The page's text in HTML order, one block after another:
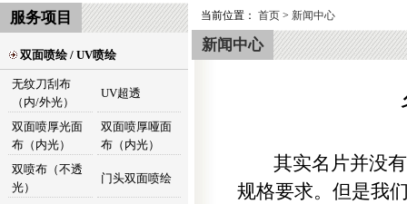
服务项目
双面喷绘 / UV喷绘
无纹刀刮布
（内/外光）
UV超透
双面喷厚光面
布（内光）
双面喷厚哑面
布（内光）
双喷布（不透
光）
门头双面喷绘
当前位置： 首页> 新闻中心
新闻中心
其实名片并没有
规格要求。但是我